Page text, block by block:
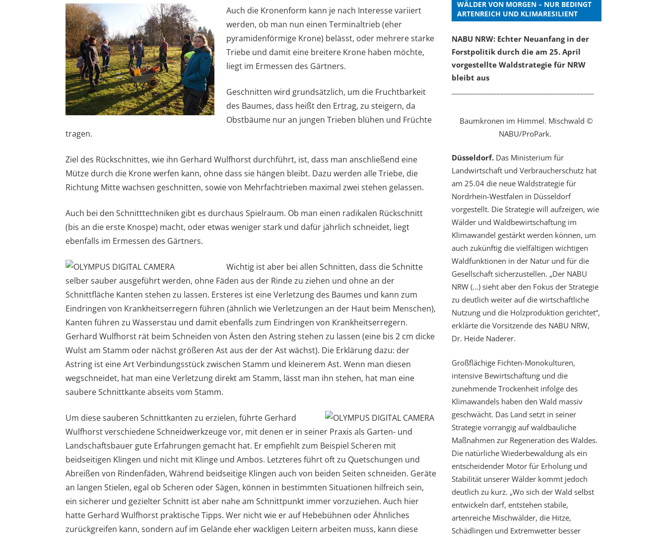
Auch die Kronenform kann je nach Interesse variiert
werden, ob man nun einen Terminaltrieb (eher
pyramidenförmige Krone) belässt, oder mehrere starke
Triebe und damit eine breitere Krone haben möchte,
liegt im Ermessen des Gärtners.
Geschnitten wird grundsätzlich, um die Fruchtbarkeit
des Baumes, dass heißt den Ertrag, zu steigern, da
Obstbäume nur an jungen Trieben blühen und Früchte
tragen.
Ziel des Rückschnittes, wie ihn Gerhard Wulfhorst durchführt, ist, dass man anschließend eine
Mütze durch die Krone werfen kann, ohne dass sie hängen bleibt. Dazu werden alle Triebe, die
Richtung Mitte wachsen geschnitten, sowie von Mehrfachtrieben maximal zwei stehen gelassen.
Auch bei den Schnitttechniken gibt es durchaus Spielraum. Ob man einen radikalen Rückschnitt
(bis an die erste Knospe) macht, oder etwas weniger stark und dafür jährlich schneidet, liegt
ebenfalls im Ermessen des Gärtners.
Wichtig ist aber bei allen Schnitten, dass die Schnitte
selber sauber ausgeführt werden, ohne Fäden aus der Rinde zu ziehen und ohne an der
Schnittfläche Kanten stehen zu lassen. Ersteres ist eine Verletzung des Baumes und kann zum
Eindringen von Krankheitserregern führen (ähnlich wie Verletzungen an der Haut beim Menschen),
Kanten führen zu Wasserstau und damit ebenfalls zum Eindringen von Krankheitserregern.
Gerhard Wulfhorst rät beim Schneiden von Ästen den Astring stehen zu lassen (eine bis 2 cm dicke
Wulst am Stamm oder nächst größeren Ast aus der der Ast wächst). Die Erklärung dazu: der
Astring ist eine Art Verbindungsstück zwischen Stamm und kleinerem Ast. Wenn man diesen
wegschneidet, hat man eine Verletzung direkt am Stamm, lässt man ihn stehen, hat man eine
saubere Schnittkante abseits vom Stamm.
Um diese sauberen Schnittkanten zu erzielen, führte Gerhard
Wulfhorst verschiedene Schneidwerkzeuge vor, mit denen er in seiner Praxis als Garten- und
Landschaftsbauer gute Erfahrungen gemacht hat. Er empfiehlt zum Beispiel Scheren mit
beidseitigen Klingen und nicht mit Klinge und Ambos. Letzteres führt oft zu Quetschungen und
Abreißen von Rindenfäden, Während beidseitige Klingen auch von beiden Seiten schneiden. Geräte
an langen Stielen, egal ob Scheren oder Sägen, können in bestimmten Situationen hilfreich sein,
ein sicherer und gezielter Schnitt ist aber nahe am Schnittpunkt immer vorzuziehen. Auch hier
hatte Gerhard Wulfhorst praktische Tipps. Wer nicht wie er auf Hebebühnen oder Ähnliches
zurückgreifen kann, sondern auf im Gelände eher wackligen Leitern arbeiten muss, kann diese
WÄLDER VON MORGEN – NUR BEDINGT
ARTENREICH UND KLIMARESILIENT
NABU NRW: Echter Neuanfang in der
Forstpolitik durch die am 25. April
vorgestellte Waldstrategie für NRW
bleibt aus
Baumkronen im Himmel. Mischwald ©
NABU/ProPark.
Düsseldorf.Das Ministerium für
Landwirtschaft und Verbraucherschutz hat
am 25.04 die neue Waldstrategie für
Nordrhein-Westfalen in Düsseldorf
vorgestellt. Die Strategie will aufzeigen, wie
Wälder und Waldbewirtschaftung im
Klimawandel gestärkt werden können, um
auch zukünftig die vielfältigen wichtigen
Waldfunktionen in der Natur und für die
Gesellschaft sicherzustellen. „Der NABU
NRW (…) sieht aber den Fokus der Strategie
zu deutlich weiter auf die wirtschaftliche
Nutzung und die Holzproduktion gerichtet“,
erklärte die Vorsitzende des NABU NRW,
Dr. Heide Naderer.
Großflächige Fichten-Monokulturen,
intensive Bewirtschaftung und die
zunehmende Trockenheit infolge des
Klimawandels haben den Wald massiv
geschwächt. Das Land setzt in seiner
Strategie vorrangig auf waldbauliche
Maßnahmen zur Regeneration des Waldes.
Die natürliche Wiederbewaldung als ein
entscheidender Motor für Erholung und
Stabilität unserer Wälder kommt jedoch
deutlich zu kurz. „Wo sich der Wald selbst
entwickeln darf, entstehen stabile,
artenreiche Mischwälder, die Hitze,
Schädlingen und Extremwetter besser